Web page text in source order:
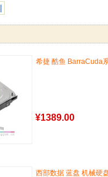
希捷 酷鱼 BarraCuda
¥1389.00
西部数据 蓝盘 机械硬